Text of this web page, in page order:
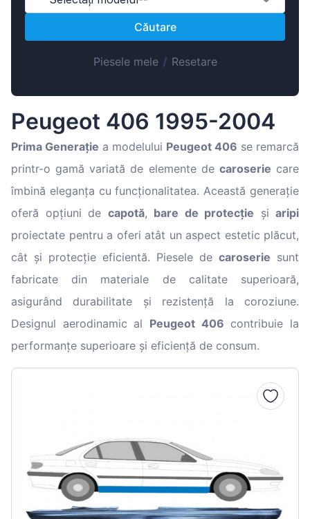
Lietuvių
Slovenian
Latvian
Slovenčina
Căutare
Piesele mele/ Resetare
Peugeot 406 1995-2004
Prima Generație a modelului Peugeot 406 se remarcă
printr-o gamă variată de elemente de caroserie care
îmbină eleganța cu funcționalitatea. Această generație
oferă opțiuni de capotă, bare de protecție și aripi
proiectate pentru a oferi atât un aspect estetic plăcut,
cât și protecție eficientă. Piesele de caroserie sunt
fabricate din materiale de calitate superioară,
asigurând durabilitate și rezistență la coroziune.
Designul aerodinamic al Peugeot 406 contribuie la
performanțe superioare și eficiență de consum.